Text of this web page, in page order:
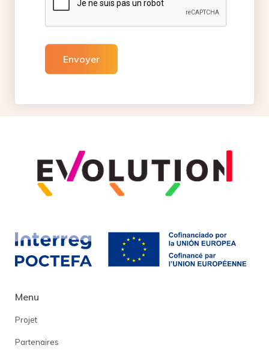
Envoyer
Menu
Projet
Partenaires